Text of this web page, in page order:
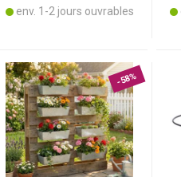
env. 1-2 jours ouvrables
-58%